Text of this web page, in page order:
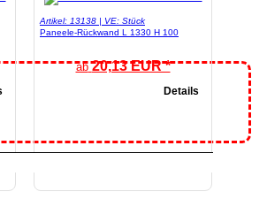
Artikel: 13138 | VE: Stück
Paneele-Rückwand L 1330 H 100
ab 20,13 EUR *
Details